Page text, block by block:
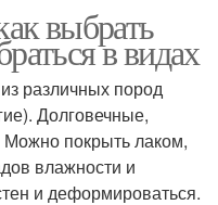
выбрать
в видах
различных пород
Долговечные,
Можно покрыть лаком,
влажности и
и деформироваться.